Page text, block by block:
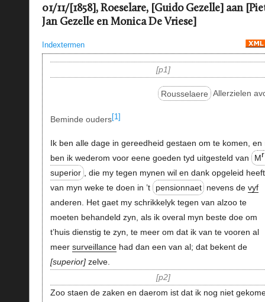
01/11/[1858], Roeselare, [Guido Gezelle] aan
Jan Gezelle en Monica De Vriese]
Indextermen
p1
Rousselaere Allerzielen
Beminde ouders[1]
Ik ben alle dage in gereedheid gestaen om te komen, en
ben ik wederom voor eene goeden tyd uitgesteld van
Mr
superior , die my tegen mynen wil en dank opgeleid heeft
van myn weke te doen in ’t
pensionnaet nevens devyf
anderen. Het gaet my schrikkelyk tegen van alzoo te
moeten behandeld zyn, als ik overal myn beste doe om
t’huis dienstig te zyn, te meer om dat ik van te vooren al
meer surveillancehad dan een van al; dat bekent de
superior zelve.
p2
Zoo staen de zaken en daerom ist dat ik nog niet